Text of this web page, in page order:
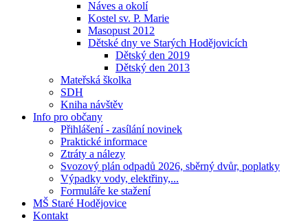
Náves a okolí
Kostel sv. P. Marie
Masopust 2012
Dětské dny ve Starých Hodějovicích
Dětský den 2019
Dětský den 2013
Mateřská školka
SDH
Kniha návštěv
Info pro občany
Přihlášení - zasílání novinek
Praktické informace
Ztráty a nálezy
Svozový plán odpadů 2026, sběrný dvůr, poplatky
Výpadky vody, elektřiny,...
Formuláře ke stažení
MŠ Staré Hodějovice
Kontakt